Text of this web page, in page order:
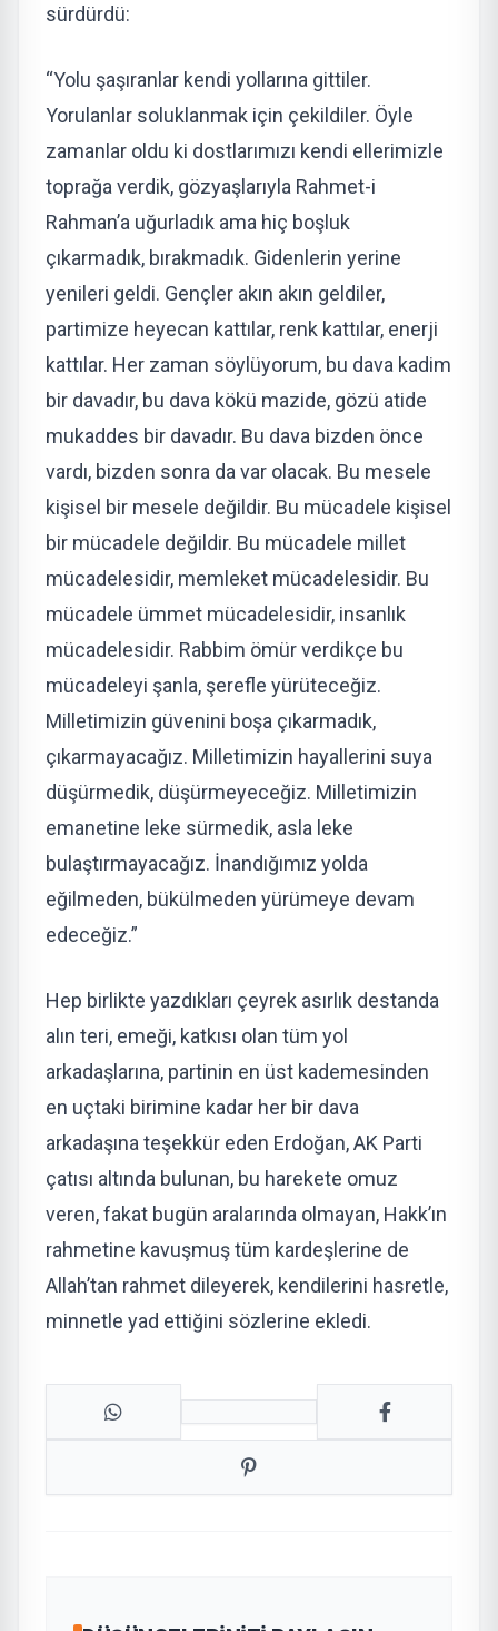
sürdürdü:
“Yolu şaşıranlar kendi yollarına gittiler.
Yorulanlar soluklanmak için çekildiler. Öyle
zamanlar oldu ki dostlarımızı kendi ellerimizle
toprağa verdik, gözyaşlarıyla Rahmet-i
Rahman’a uğurladık ama hiç boşluk
çıkarmadık, bırakmadık. Gidenlerin yerine
yenileri geldi. Gençler akın akın geldiler,
partimize heyecan kattılar, renk kattılar, enerji
kattılar. Her zaman söylüyorum, bu dava kadim
bir davadır, bu dava kökü mazide, gözü atide
mukaddes bir davadır. Bu dava bizden önce
vardı, bizden sonra da var olacak. Bu mesele
kişisel bir mesele değildir. Bu mücadele kişisel
bir mücadele değildir. Bu mücadele millet
mücadelesidir, memleket mücadelesidir. Bu
mücadele ümmet mücadelesidir, insanlık
mücadelesidir. Rabbim ömür verdikçe bu
mücadeleyi şanla, şerefle yürüteceğiz.
Milletimizin güvenini boşa çıkarmadık,
çıkarmayacağız. Milletimizin hayallerini suya
düşürmedik, düşürmeyeceğiz. Milletimizin
emanetine leke sürmedik, asla leke
bulaştırmayacağız. İnandığımız yolda
eğilmeden, bükülmeden yürümeye devam
edeceğiz.”
Hep birlikte yazdıkları çeyrek asırlık destanda
alın teri, emeği, katkısı olan tüm yol
arkadaşlarına, partinin en üst kademesinden
en uçtaki birimine kadar her bir dava
arkadaşına teşekkür eden Erdoğan, AK Parti
çatısı altında bulunan, bu harekete omuz
veren, fakat bugün aralarında olmayan, Hakk’ın
rahmetine kavuşmuş tüm kardeşlerine de
Allah’tan rahmet dileyerek, kendilerini hasretle,
minnetle yad ettiğini sözlerine ekledi.